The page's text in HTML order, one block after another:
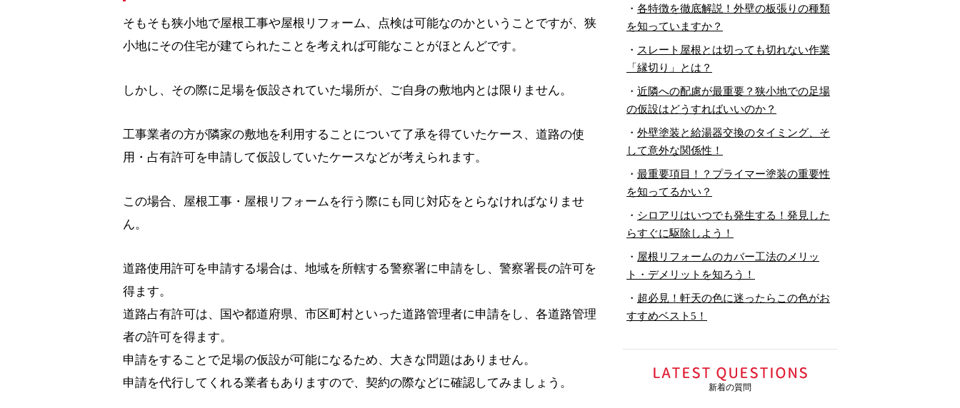
そもそも狭小地で屋根工事や屋根リフォーム、点検は可能なのかということですが、狭
小地にその住宅が建てられたことを考えれば可能なことがほとんどです。
しかし、その際に足場を仮設されていた場所が、ご自身の敷地内とは限りません。
工事業者の方が隣家の敷地を利用することについて了承を得ていたケース、道路の使
用・占有許可を申請して仮設していたケースなどが考えられます。
この場合、屋根工事・屋根リフォームを行う際にも同じ対応をとらなければなりませ
ん。
道路使用許可を申請する場合は、地域を所轄する警察署に申請をし、警察署長の許可を
得ます。
道路占有許可は、国や都道府県、市区町村といった道路管理者に申請をし、各道路管理
者の許可を得ます。
申請をすることで足場の仮設が可能になるため、大きな問題はありません。
申請を代行してくれる業者もありますので、契約の際などに確認してみましょう。
・ 各特徴を徹底解説！外壁の板張りの種類
を知っていますか？
・ スレート屋根とは切っても切れない作業
「縁切り」とは？
・ 近隣への配慮が最重要？狭小地での足場
の仮設はどうすればいいのか？
・ 外壁塗装と給湯器交換のタイミング、そ
して意外な関係性！
・ 最重要項目！？プライマー塗装の重要性
を知ってるかい？
・ シロアリはいつでも発生する！発見した
らすぐに駆除しよう！
・ 屋根リフォームのカバー工法のメリッ
ト・デメリットを知ろう！
・ 超必見！軒天の色に迷ったらこの色がお
すすめベスト5！
新着の質問